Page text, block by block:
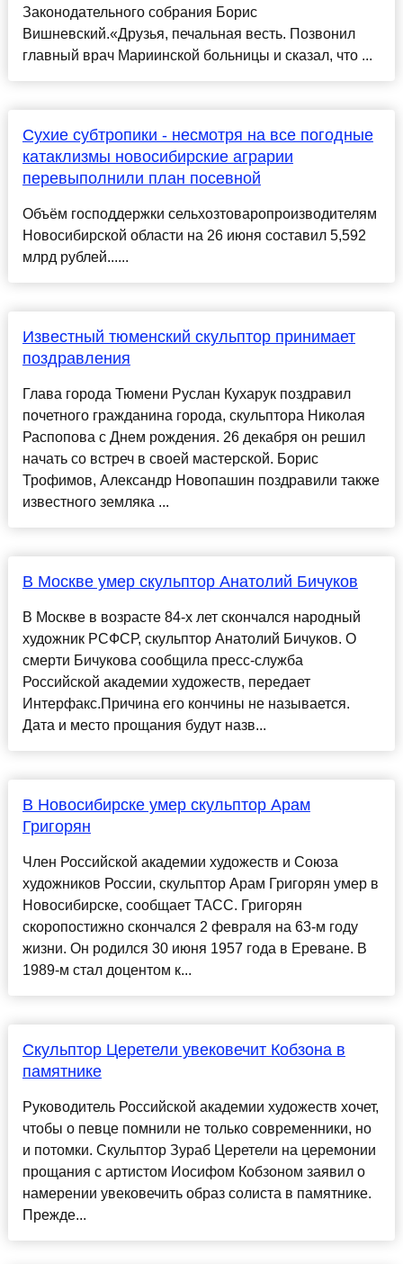
Законодательного собрания Борис
Вишневский.«Друзья, печальная весть. Позвонил
главный врач Мариинской больницы и сказал, что ...
Сухие субтропики - несмотря на все погодные
катаклизмы новосибирские аграрии
перевыполнили план посевной
Объём господдержки сельхозтоваропроизводителям
Новосибирской области на 26 июня составил 5,592
млрд рублей......
Известный тюменский скульптор принимает
поздравления
Глава города Тюмени Руслан Кухарук поздравил
почетного гражданина города, скульптора Николая
Распопова с Днем рождения. 26 декабря он решил
начать со встреч в своей мастерской. Борис
Трофимов, Александр Новопашин поздравили также
известного земляка ...
В Москве умер скульптор Анатолий Бичуков
В Москве в возрасте 84-х лет скончался народный
художник РСФСР, скульптор Анатолий Бичуков. О
смерти Бичукова сообщила пресс-служба
Российской академии художеств, передает
Интерфакс.Причина его кончины не называется.
Дата и место прощания будут назв...
В Новосибирске умер скульптор Арам
Григорян
Член Российской академии художеств и Союза
художников России, скульптор Арам Григорян умер в
Новосибирске, сообщает ТАСС. Григорян
скоропостижно скончался 2 февраля на 63-м году
жизни. Он родился 30 июня 1957 года в Ереване. В
1989-м стал доцентом к...
Скульптор Церетели увековечит Кобзона в
памятнике
Руководитель Российской академии художеств хочет,
чтобы о певце помнили не только современники, но
и потомки. Скульптор Зураб Церетели на церемонии
прощания с артистом Иосифом Кобзоном заявил о
намерении увековечить образ солиста в памятнике.
Прежде...